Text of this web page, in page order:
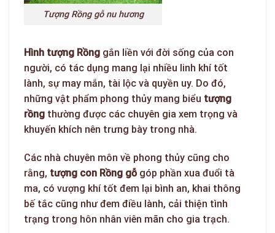
Tượng Rồng gỗ nu hương
Hình tượng Rồng gắn liền với đời sống của con
người, có tác dụng mang lại nhiều linh khí tốt
lành, sự may mắn, tài lộc và quyền uy. Do đó,
những vật phẩm phong thủy mang biểu tượng
rồng thường được các chuyên gia xem trọng và
khuyến khích nên trưng bày trong nhà.
Các nhà chuyên môn về phong thủy cũng cho
rằng, tượng con Rồng gỗgóp phần xua đuổi tà
ma, có vượng khí tốt đem lại bình an, khai thông
bế tắc cũng như đem điều lành, cải thiện tình
trạng trong hôn nhân viên mãn cho gia trạch.